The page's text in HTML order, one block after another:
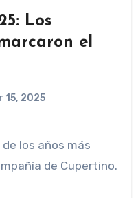
Los
el
15, 2025
de Cupertino.